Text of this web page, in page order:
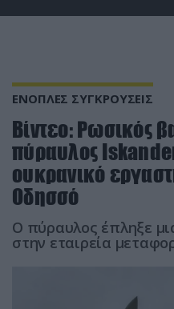
ΕΝΟΠΛΕΣ ΣΥΓΚΡΟΥΣΕΙΣ
Βίντεο: Ρωσικός
πύραυλος
ουκρανικό
Οδησσό
Ο πύραυλος έπληξε
στην εταιρεία